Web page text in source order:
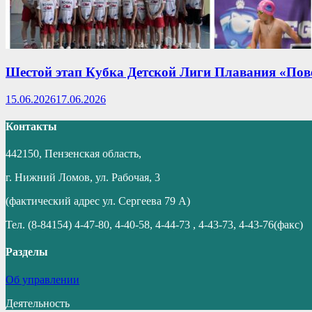
Шестой этап Кубка Детской Лиги Плавания
15.06.202617.06.2026
Контакты
442150, Пензенская область,
г. Нижний Ломов, ул. Рабочая, 3
(фактический адрес ул. Сергеева 79 А)
Тел. (8-84154) 4-47-80, 4-40-58, 4-44-73 , 4-43-73, 4-43-76(факс)
Разделы
Об управлении
Деятельность